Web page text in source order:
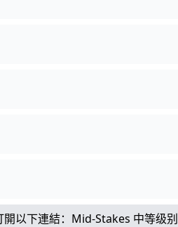
以下連結： Mid-Stakes 中等级别